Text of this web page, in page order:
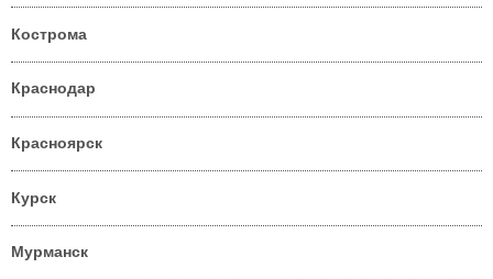
Кострома
Краснодар
Красноярск
Курск
Мурманск